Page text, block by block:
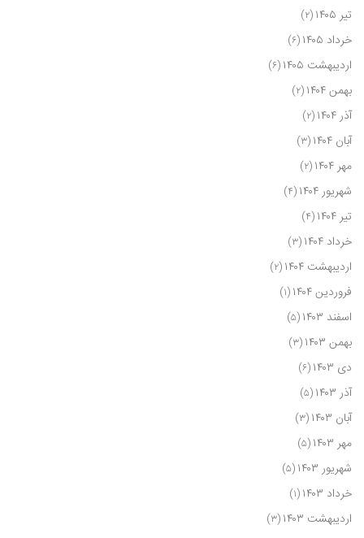
تیر ۱۴۰۵ (۲)
خرداد ۱۴۰۵ (۶)
اردیبهشت ۱۴۰۵ (۶)
بهمن ۱۴۰۴ (۲)
آذر ۱۴۰۴ (۲)
آبان ۱۴۰۴ (۳)
مهر ۱۴۰۴ (۲)
شهریور ۱۴۰۴ (۴)
تیر ۱۴۰۴ (۴)
خرداد ۱۴۰۴ (۳)
اردیبهشت ۱۴۰۴ (۲)
فروردین ۱۴۰۴ (۱)
اسفند ۱۴۰۳ (۵)
بهمن ۱۴۰۳ (۳)
دی ۱۴۰۳ (۶)
آذر ۱۴۰۳ (۵)
آبان ۱۴۰۳ (۳)
مهر ۱۴۰۳ (۵)
شهریور ۱۴۰۳ (۵)
خرداد ۱۴۰۳ (۱)
اردیبهشت ۱۴۰۳ (۳)